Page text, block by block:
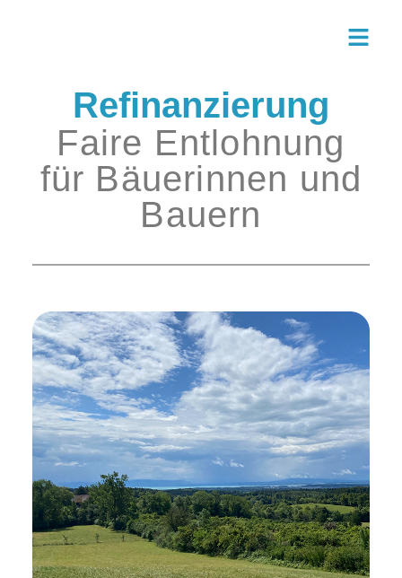
Refinanzierung
Faire Entlohnung
für Bäuerinnen und
Bauern